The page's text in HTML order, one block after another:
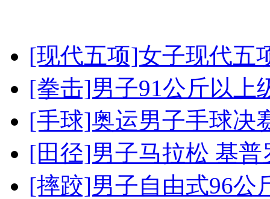
[现代五项]女子现代五
[拳击]男子91公斤以上
[手球]奥运男子手球决
[田径]男子马拉松 基
[摔跤]男子自由式96公